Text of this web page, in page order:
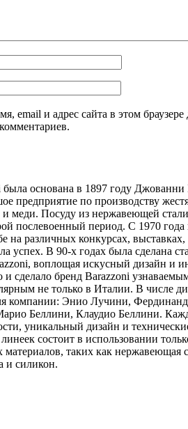
email и адрес сайта в этом браузере
основана в 1897 году Джованни
предприятие по производству
и меди. Посуду из нержавеющей
послевоенный период. С 1970
на различных конкурсах, выставках,
успех. В 90-х годах была сделана
воплощая искусный дизайн и
сделало бренд Barazzoni
не только в Италии. В числе
компании: Энио Лучини,
Беллини, Клаудио Беллини.
уникальный дизайн и
состоит в использовании
материалов, таких как нержавеющая
и силикон.